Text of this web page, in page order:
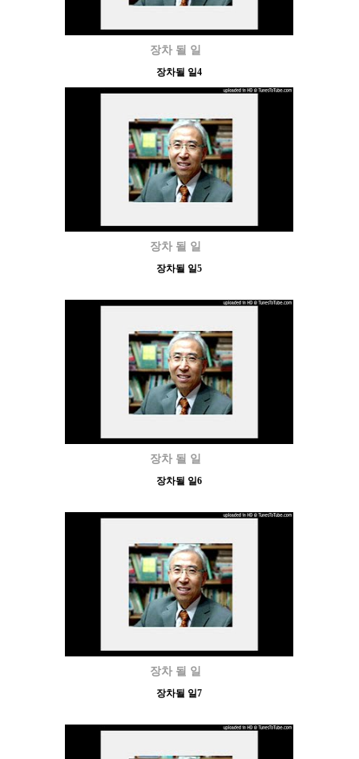
장차 될 일
장차될 일4
장차 될 일
장차될 일5
장차 될 일
장차될 일6
장차 될 일
장차될 일7